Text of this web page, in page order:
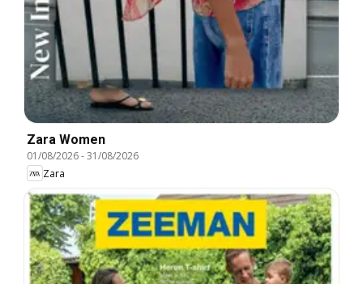
Zara Women
01/08/2026-31/08/2026
Zara